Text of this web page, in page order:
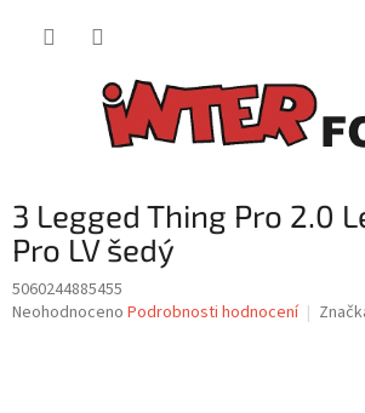
3 Legged Thing Pro 2.0
Pro LV šedý
5060244885455
Průměrné
Neohodnoceno Podrobnosti hodnocení